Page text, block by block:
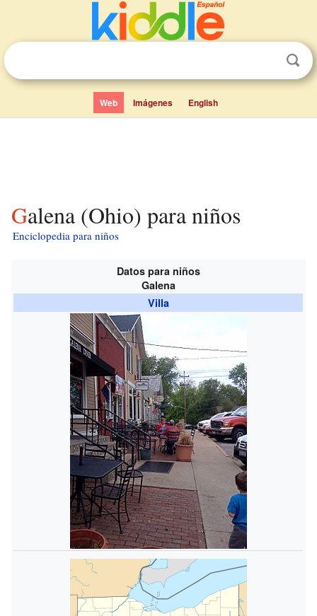
Web Imágenes English
Galena (Ohio) para niños
Enciclopedia para niños
Datos para niños
Galena
Villa